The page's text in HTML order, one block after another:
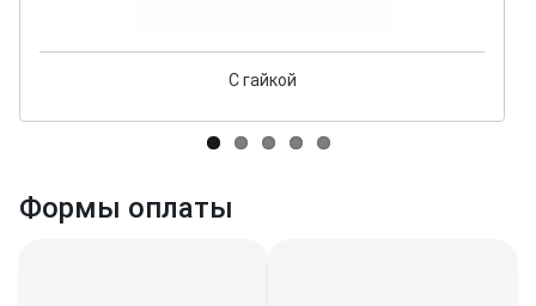
С гайкой
Формы оплаты